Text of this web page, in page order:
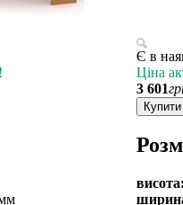
Є в
Ціна
3 601
Купити
висота: